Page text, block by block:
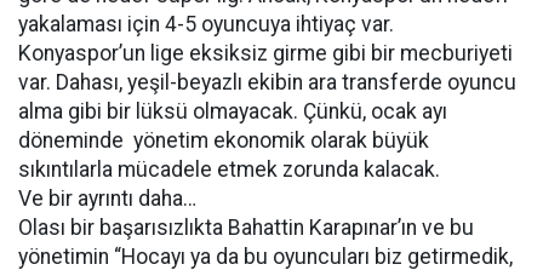
yakalaması için 4-5 oyuncuya ihtiyaç var.
Konyaspor’un lige eksiksiz girme gibi bir mecburiyeti
var. Dahası, yeşil-beyazlı ekibin ara transferde oyuncu
alma gibi bir lüksü olmayacak. Çünkü, ocak ayı
döneminde yönetim ekonomik olarak büyük
sıkıntılarla mücadele etmek zorunda kalacak.
Ve bir ayrıntı daha…
Olası bir başarısızlıkta Bahattin Karapınar’ın ve bu
yönetimin “Hocayı ya da bu oyuncuları biz getirmedik,